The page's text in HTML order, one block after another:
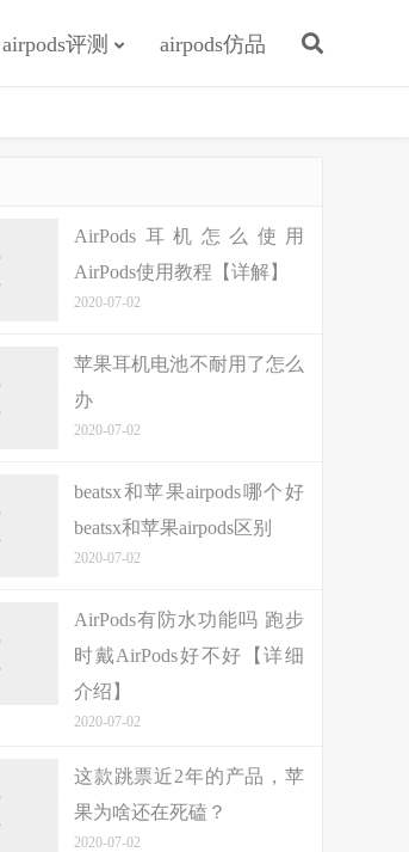
airpods评测 airpods仿品
AirPods耳机怎么使用
AirPods使用教程【详解】
2020-07-02
苹果耳机电池不耐用了怎么
办
2020-07-02
beatsx和苹果airpods哪个好
beatsx和苹果airpods区别
2020-07-02
AirPods有防水功能吗 跑步
时戴AirPods好不好【详细
介绍】
2020-07-02
这款跳票近2年的产品，苹
果为啥还在死磕？
2020-07-02